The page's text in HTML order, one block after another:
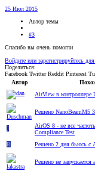
25 Июл 2015
Автор темы
#3
Спасибо вы очень помогли
Войдите или зарегистрируйтесь для
Поделиться:
Facebook Twitter Reddit Pinterest
Автор
AirView в контроллере
Решено NanoBeamM5
J
AirOS 8 - не все
Compliance Test
R
Решено 2 дня бьюсь с
Решено не запускается